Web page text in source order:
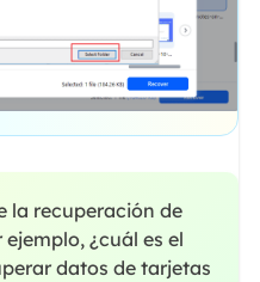
la recuperación de
¿cuál es el
datos de tarjetas